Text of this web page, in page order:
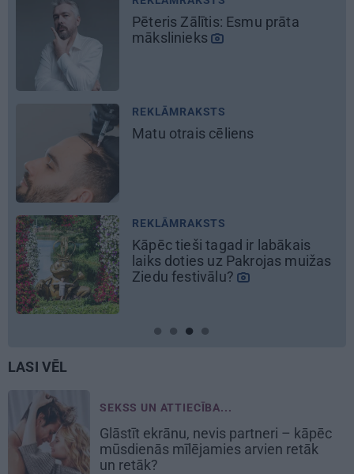
Līga un Ēriks būvē savu sapņu
māju: Brīdis, kad būvobjektā
LASI VĒL
SEKSS UN ATTIECĪBA...
Glāstīt ekrānu, nevis partneri – kāpēc
mūsdienās mīlējamies arvien retāk
un retāk?